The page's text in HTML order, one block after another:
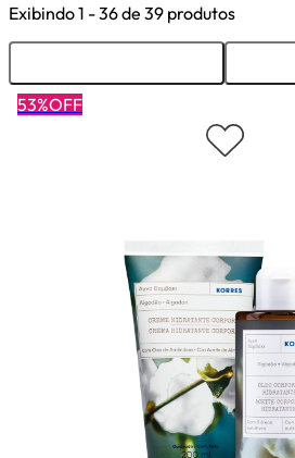
Exibindo1 - 36de 39 produtos
53%OFF